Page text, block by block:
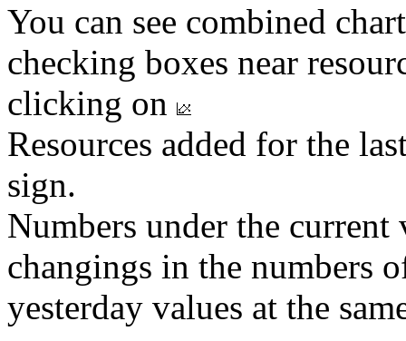
You can see combined
checking boxes near
clicking on
Resources added for the
sign.
Numbers under the
changings in the numbers
yesterday values at the